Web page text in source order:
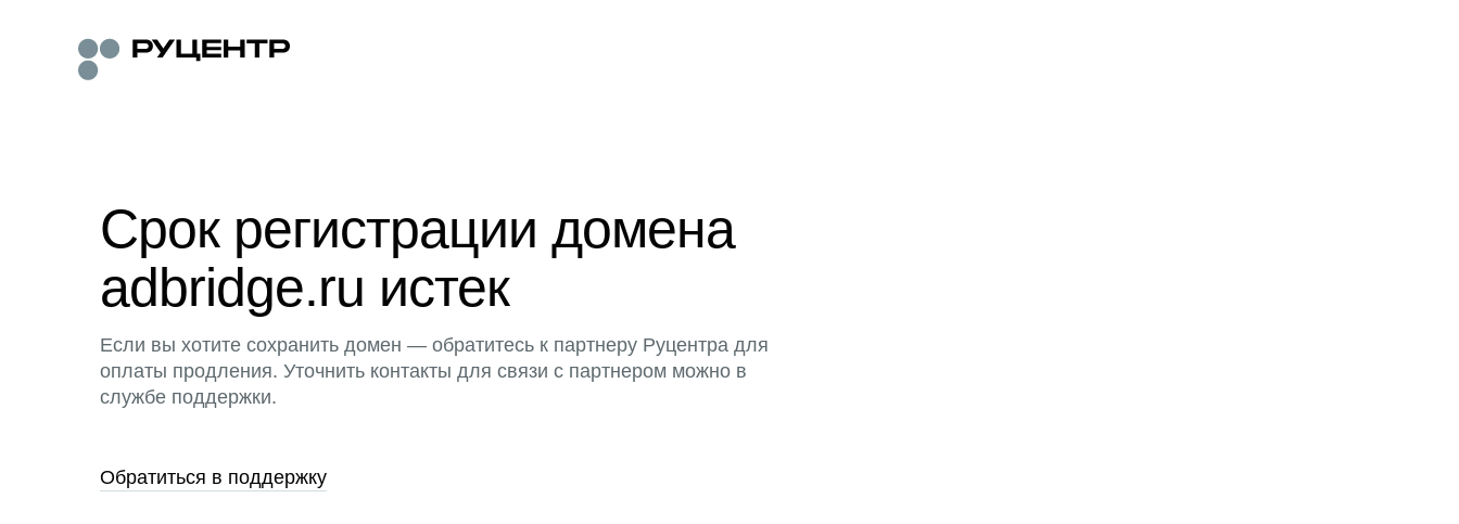
Срок регистрации домена
adbridge.ru истек
Если вы хотите сохранить домен — обратитесь к партнеру Руцентра для
оплаты продления. Уточнить контакты для связи с партнером можно в
службе поддержки.
Обратиться в поддержку